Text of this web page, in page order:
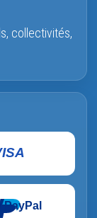
collectivités,
PayPal